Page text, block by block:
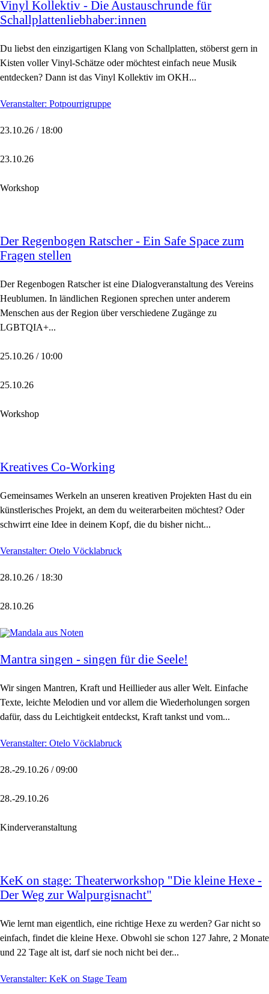
Vinyl Kollektiv - Die Austauschrunde für
Schallplattenliebhaber:innen
Du liebst den einzigartigen Klang von Schallplatten, stöberst gern in
Kisten voller Vinyl-Schätze oder möchtest einfach neue Musik
entdecken? Dann ist das Vinyl Kollektiv im OKH...
Veranstalter: Potpourrigruppe
23.10.26 / 18:00
23.10.26
Workshop
Der Regenbogen Ratscher - Ein Safe Space zum
Fragen stellen
Der Regenbogen Ratscher ist eine Dialogveranstaltung des Vereins
Heublumen. In ländlichen Regionen sprechen unter anderem
Menschen aus der Region über verschiedene Zugänge zu
LGBTQIA+...
25.10.26 / 10:00
25.10.26
Workshop
Kreatives Co-Working
Gemeinsames Werkeln an unseren kreativen Projekten Hast du ein
künstlerisches Projekt, an dem du weiterarbeiten möchtest? Oder
schwirrt eine Idee in deinem Kopf, die du bisher nicht...
Veranstalter: Otelo Vöcklabruck
28.10.26 / 18:30
28.10.26
Mantra singen - singen für die Seele!
Wir singen Mantren, Kraft und Heillieder aus aller Welt. Einfache
Texte, leichte Melodien und vor allem die Wiederholungen sorgen
dafür, dass du Leichtigkeit entdeckst, Kraft tankst und vom...
Veranstalter: Otelo Vöcklabruck
28.-29.10.26 / 09:00
28.-29.10.26
Kinderveranstaltung
KeK on stage: Theaterworkshop "Die kleine Hexe -
Der Weg zur Walpurgisnacht"
Wie lernt man eigentlich, eine richtige Hexe zu werden? Gar nicht so
einfach, findet die kleine Hexe. Obwohl sie schon 127 Jahre, 2 Monate
und 22 Tage alt ist, darf sie noch nicht bei der...
Veranstalter: KeK on Stage Team